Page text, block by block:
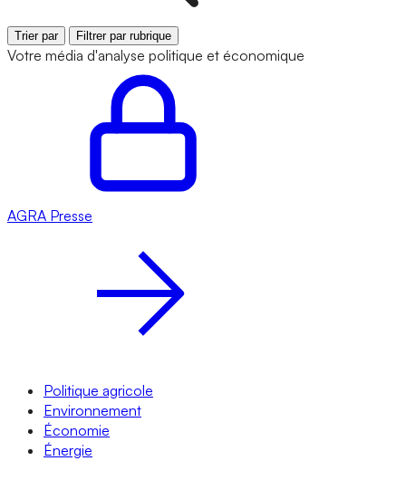
Trier par Filtrer par rubrique
Votre média d'analyse politique et économique
AGRA Presse
Politique agricole
Environnement
Économie
Énergie